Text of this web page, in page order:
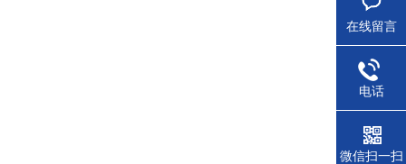
在线留言
电话
微信扫一扫